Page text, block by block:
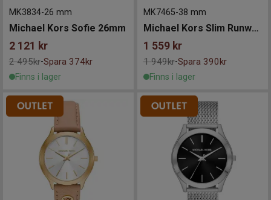
MK3834-26 mm
Michael Kors Sofie 26mm
2 121 kr
2 495kr-Spara 374kr
Finns i lager
MK7465-38 mm
Michael Kors Slim Runway 38mm
1 559 kr
1 949kr-Spara 390kr
Finns i lager